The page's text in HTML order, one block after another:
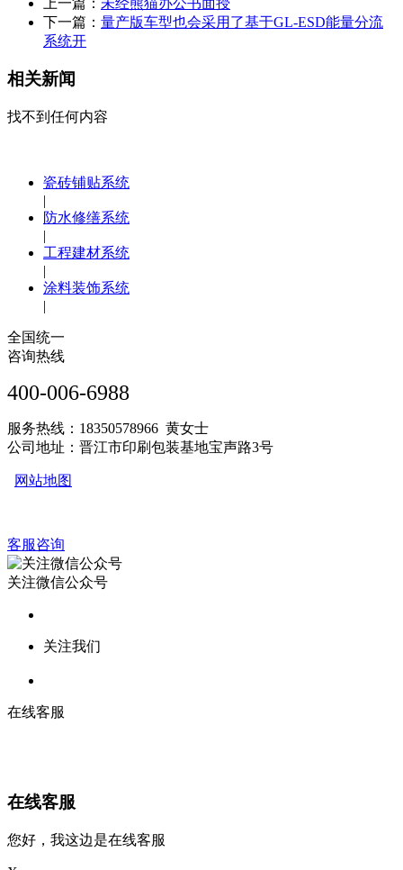
下一篇： 量产版车型也会采用了基于GL-ESD能量分流
系统开
相关新闻
找不到任何内容
瓷砖铺贴系统
|
防水修缮系统
|
工程建材系统
|
涂料装饰系统
|
全国统一
咨询热线
400-006-6988
服务热线：18350578966 黄女士
公司地址：晋江市印刷包装基地宝声路3号
网站地图
客服咨询
关注微信公众号
关注我们
在线客服
在线客服
您好，我这边是在线客服